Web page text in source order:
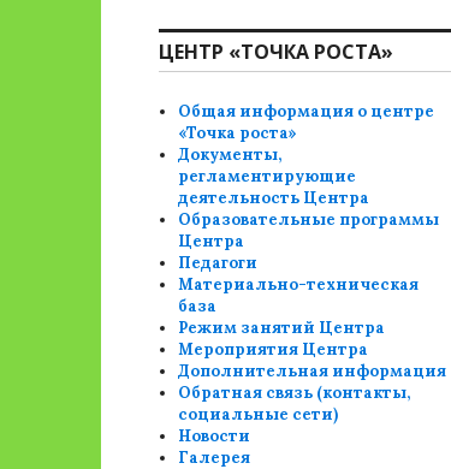
ЦЕНТР «ТОЧКА РОСТА»
Общая информация о центре
«Точка роста»
Документы,
регламентирующие
деятельность Центра
Образовательные программы
Центра
Педагоги
Материально-техническая
база
Режим занятий Центра
Мероприятия Центра
Дополнительная информация
Обратная связь (контакты,
социальные сети)
Новости
Галерея